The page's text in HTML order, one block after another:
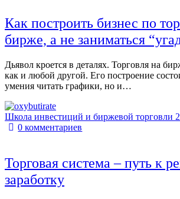
Как построить бизнес по
бирже, а не заниматься
Дьявол кроется в деталях. Торговля на
как и любой другой. Его построение
умения читать графики, но и…
Школа инвестиций и биржевой торговли
0комментариев
Торговая система – путь к
заработку